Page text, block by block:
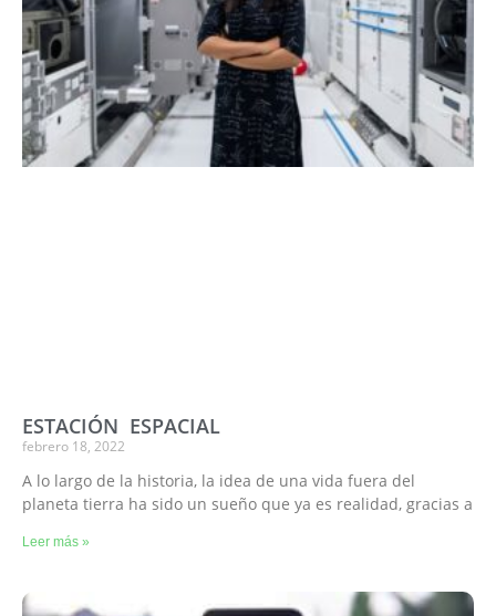
ESTACIÓN ESPACIAL
febrero 18, 2022
A lo largo de la historia, la idea de una vida fuera del
planeta tierra ha sido un sueño que ya es realidad, gracias a
Leer más »